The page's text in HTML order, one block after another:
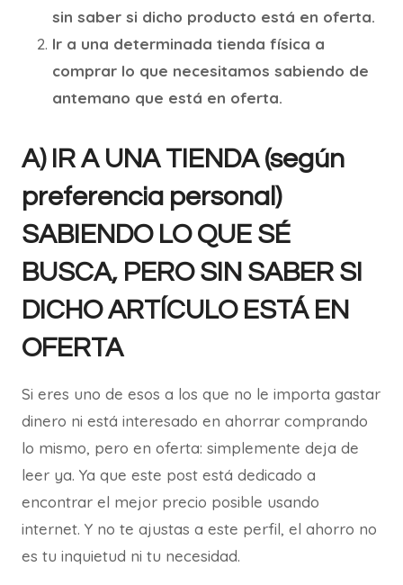
sin saber si dicho producto está en oferta.
Ir a una determinada tienda física a
comprar lo que necesitamos sabiendo de
antemano que está en oferta.
A) IR A UNA TIENDA (según
preferencia personal)
SABIENDO LO QUE SÉ
BUSCA, PERO SIN SABER SI
DICHO ARTÍCULO ESTÁ EN
OFERTA
Si eres uno de esos a los que no le importa gastar
dinero ni está interesado en ahorrar comprando
lo mismo, pero en oferta: simplemente deja de
leer ya. Ya que este post está dedicado a
encontrar el mejor precio posible usando
internet. Y no te ajustas a este perfil, el ahorro no
es tu inquietud ni tu necesidad.